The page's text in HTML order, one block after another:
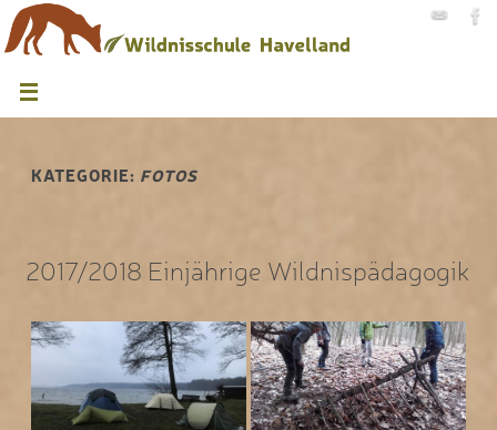
KATEGORIE: FOTOS
2017/2018 Einjährige Wildnispädagogik